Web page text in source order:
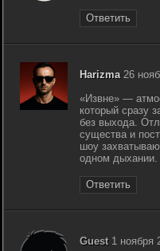
Ответить
Harizma26
«Извне» —
который сразу
без выхода.
существа и
шоу
одном дыхании.
Ответить
Guest1 ноября